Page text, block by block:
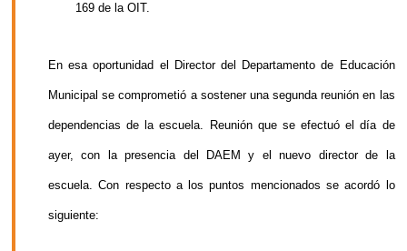
169 de la OIT.
En esa oportunidad el Director del Departamento de Educación
Municipal se comprometió a sostener una segunda reunión en las
dependencias de la escuela. Reunión que se efectuó el día de
ayer, con la presencia del DAEM y el nuevo director de la
escuela. Con respecto a los puntos mencionados se acordó lo
siguiente: